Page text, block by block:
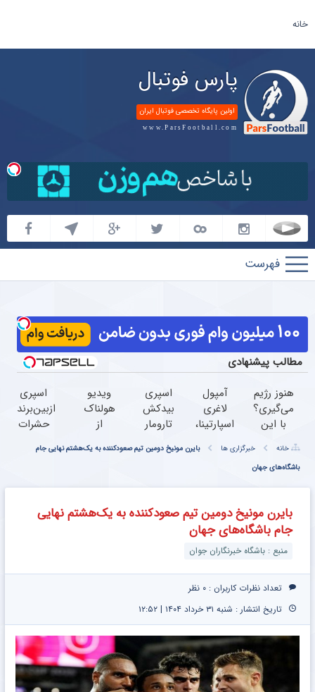
خانه
پارس فوتبال
اولین پایگاه تخصصی فوتبال ایران
www.ParsFootball.com
پارس
فوتبال
مطالب پیشنهادی
هنوز رژیم
می‌گیری؟
با این
گیاهی
بدون
رژیم لاغر
آمپول
لاغری
اسپارتینا،
تومان
همه‌جا!
اسپری
بیدکش
تارومار
اثرفوری
محافظ
در
ویدیو
هولناک
از
کارتن
که
شد.
اسپری
ازبین‌برنده
حشرات
مناسب
مقابله با
ساس
خانه خبرگزاری ها
بایرن مونیخ دومین تیم صعودکننده به یک‌هشتم نهایی جام
باشگاه‌های جهان
بایرن مونیخ دومین تیم صعودکننده به یک‌هشتم نهایی
جام باشگاه‌های جهان
منبع : باشگاه خبرنگاران جوان
تعداد نظرات کاربران : ۰ نظر
تاریخ انتشار : شنبه ۳۱ خرداد ۱۴۰۴ | ۱۲:۵۲